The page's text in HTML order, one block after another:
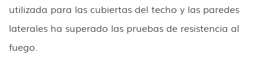
utilizada para las cubiertas del techo y las paredes
laterales ha superado las pruebas de resistencia al
fuego.